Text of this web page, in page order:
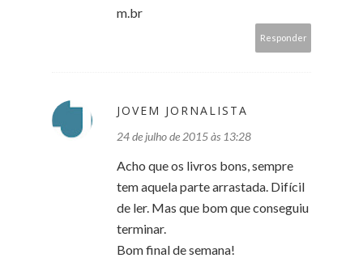
m.br
Responder
JOVEM JORNALISTA
24 de julho de 2015 às 13:28
Acho que os livros bons, sempre
tem aquela parte arrastada. Difícil
de ler. Mas que bom que conseguiu
terminar.
Bom final de semana!